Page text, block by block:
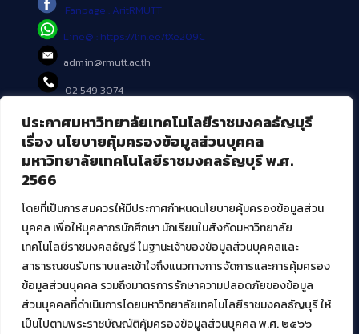
ประกาศมหาวิทยาลัยเทคโนโลยีราชมงคลธัญบุรี
เรื่อง นโยบายคุ้มครองข้อมูลส่วนบุคคล
มหาวิทยาลัยเทคโนโลยีราชมงคลธัญบุรี พ.ศ.
2566
โดยที่เป็นการสมควรให้มีประกาศกำหนดนโยบายคุ้มครองข้อมูลส่วน
บุคคล เพื่อให้บุคลากรนักศึกษา นักเรียนในสังกัดมหาวิทยาลัย
เทคโนโลยีราชมงคลธัญรี ในฐานะเจ้าของข้อมูลส่วนบุคคลและ
สาธารณชนรับทราบและเข้าใจถึงแนวทางการจัดการและการคุ้มครอง
ข้อมูลส่วนบุคคล รวมถึงมาตรการรักษาความปลอดภัยของข้อมูล
ส่วนบุคคลที่ดำเนินการโดยมหาวิทยาลัยเทคโนโลยีราชมงคลธัญบุรี ให้
เป็นไปตามพระราชบัญญัติคุ้มครองข้อมูลส่วนบุคคล พ.ศ. ๒๕๖๖
Fanpage : AritRMUTT
Line@ : https://lin.ee/tXe209C
admin@rmutt.ac.th
02 549 3074
บริการอื่นๆ ของ สวส.
ศูนย์สื่อดิจิทัล
ศูนย์นวัตกรรมและความรู้
สมัยใหม่ (MoSeC)
งานบริการวิชาการให้กับหน่วยงานภายนอก
โครงการส่งเสริมและพัฒนาผู้ประกอบการ SME โดย. มทร.ธัญบุรี
กิจกรรมการเชื่อมโยงเครือข่ายผู้ให้บริการเครื่องจักรกลทางการ